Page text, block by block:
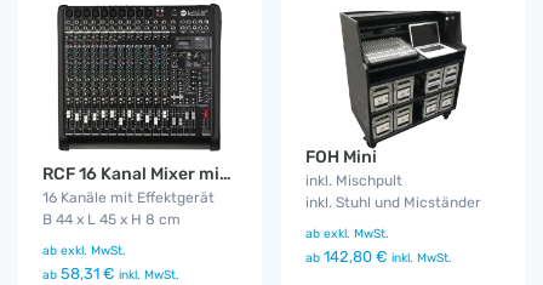
RCF 16 Kanal Mixer mit MP3 Player
16 Kanäle mit Effektgerät
B 44 x L 45 x H 8 cm
ab exkl. MwSt.
ab 58,31 € inkl. MwSt.
FOH Mini
inkl. Mischpult
inkl. Stuhl und Micständer
ab exkl. MwSt.
ab 142,80 € inkl. MwSt.